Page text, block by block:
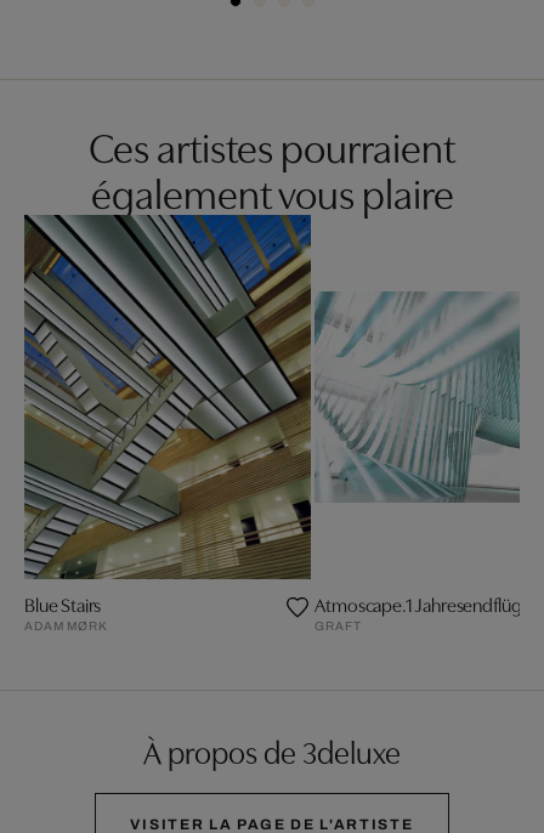
Ces artistes pourraient
également vous plaire
Blue Stairs
ADAM MØRK
Atmoscape.1
GRAFT
À propos de 3deluxe
VISITER LA PAGE DE L'ARTISTE